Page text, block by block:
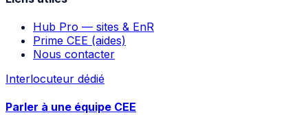
Hub Pro — sites & EnR
Prime CEE (aides)
Nous contacter
Interlocuteur dédié
Parler à une équipe CEE